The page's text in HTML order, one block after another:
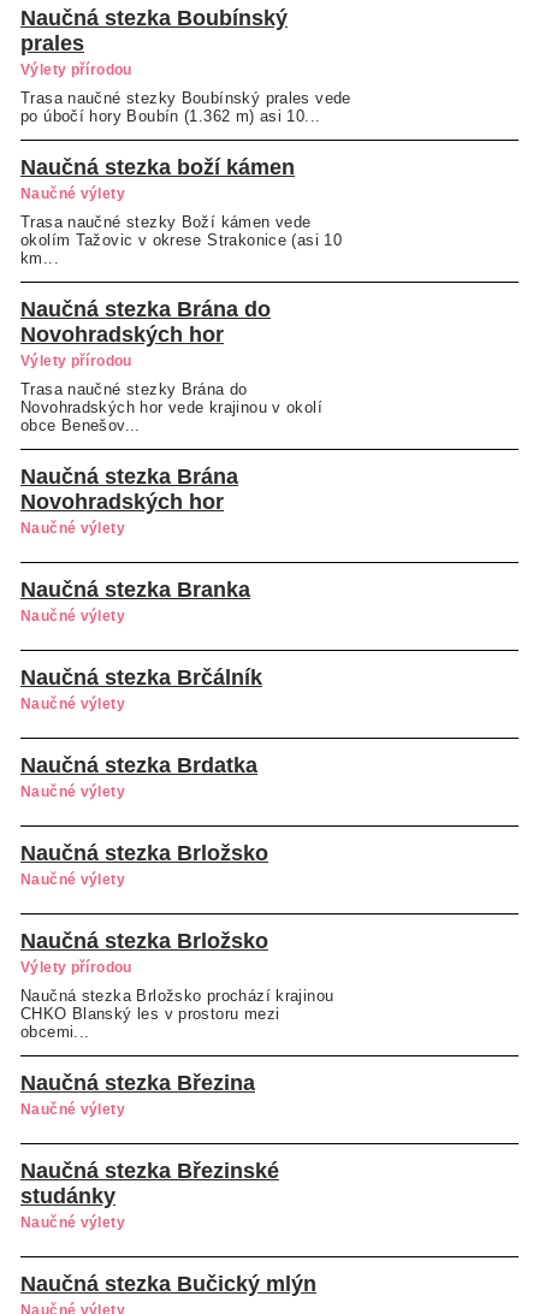
Naučná stezka Boubínský
prales
Výlety přírodou
Trasa naučné stezky Boubínský prales vede
po úbočí hory Boubín (1.362 m) asi 10...
Naučná stezka boží kámen
Naučné výlety
Trasa naučné stezky Boží kámen vede
okolím Tažovic v okrese Strakonice (asi 10
km...
Naučná stezka Brána do
Novohradských hor
Výlety přírodou
Trasa naučné stezky Brána do
Novohradských hor vede krajinou v okolí
obce Benešov...
Naučná stezka Brána
Novohradských hor
Naučné výlety
Naučná stezka Branka
Naučné výlety
Naučná stezka Brčálník
Naučné výlety
Naučná stezka Brdatka
Naučné výlety
Naučná stezka Brložsko
Naučné výlety
Naučná stezka Brložsko
Výlety přírodou
Naučná stezka Brložsko prochází krajinou
CHKO Blanský les v prostoru mezi
obcemi...
Naučná stezka Březina
Naučné výlety
Naučná stezka Březinské
studánky
Naučné výlety
Naučná stezka Bučický mlýn
Naučné výlety